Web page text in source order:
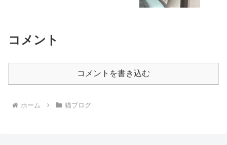
コメント
コメントを書き込む
ホーム 猫ブログ